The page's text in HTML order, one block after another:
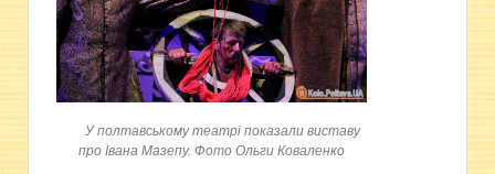
У полтавському театрі показали виставу
про Івана Мазепу. Фото Ольги Коваленко